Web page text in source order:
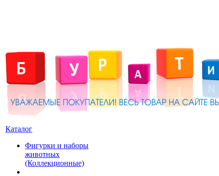
Каталог
Фигурки и наборы
животных
(Коллекционные)